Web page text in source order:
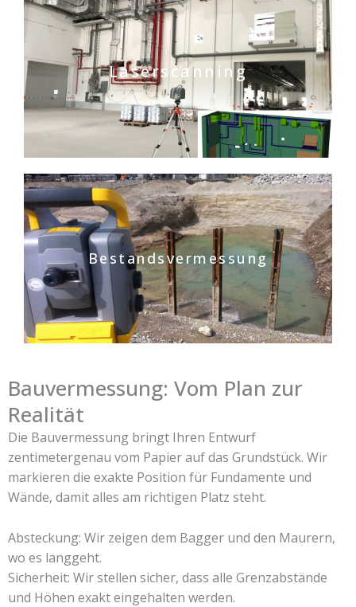
Laserscanning
Bestandsvermessung
Bauvermessung: Vom Plan zur
Realität
Die Bauvermessung bringt Ihren Entwurf
zentimetergenau vom Papier auf das Grundstück. Wir
markieren die exakte Position für Fundamente und
Wände, damit alles am richtigen Platz steht.
Absteckung: Wir zeigen dem Bagger und den Maurern,
wo es langgeht.
Sicherheit: Wir stellen sicher, dass alle Grenzabstände
und Höhen exakt eingehalten werden.